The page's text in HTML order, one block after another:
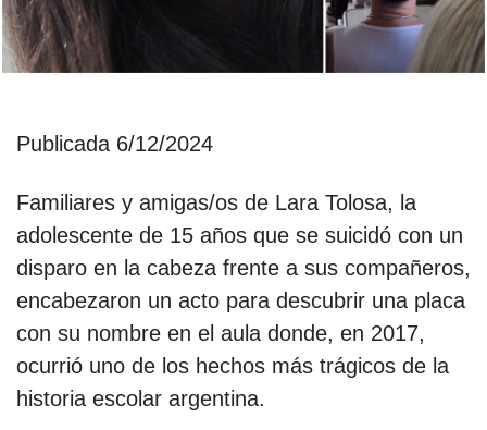
Publicada 6/12/2024
Familiares y amigas/os de Lara Tolosa, la
adolescente de 15 años que se suicidó con un
disparo en la cabeza frente a sus compañeros,
encabezaron un acto para descubrir una placa
con su nombre en el aula donde, en 2017,
ocurrió uno de los hechos más trágicos de la
historia escolar argentina.